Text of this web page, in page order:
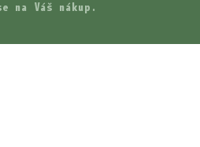
na Váš nákup.